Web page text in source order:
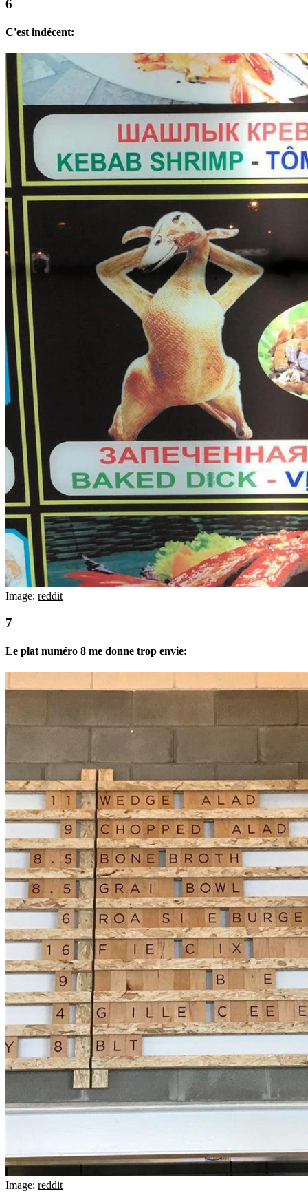
C'est indécent:
Image: reddit
Le plat numéro 8 me donne trop envie:
Image: reddit